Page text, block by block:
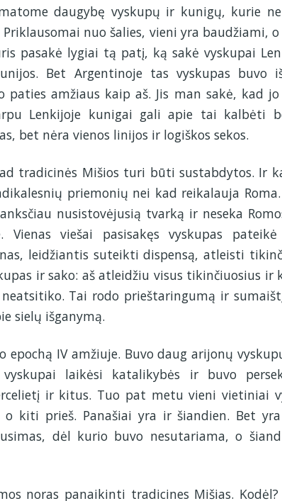
daugybę vyskupų ir kunigų, kurie
nuo šalies, vieni yra baudžiami,
pasakė lygiai tą patį, ką sakė vyskupai
Bet Argentinoje tas vyskupas buvo
amžiaus kaip aš. Jis man sakė, kad jo
Lenkijoje kunigai gali apie tai kalbėti
bet nėra vienos linijos ir logiškos sekos.
tradicinės Mišios turi būti sustabdytos. Ir
priemonių nei kad reikalauja Roma.
nusistovėjusią tvarką ir neseka
viešai pasisakęs vyskupas
leidžiantis suteikti dispensą, atleisti
ir sako: aš atleidžiu visus tikinčiuosius ir
Tai rodo prieštaringumą ir
sielų išganymą.
IV amžiuje. Buvo daug arijonų
laikėsi katalikybės ir buvo
ir kitus. Tuo pat metu vieni vietiniai
kiti prieš. Panašiai yra ir šiandien. Bet
dėl kurio buvo nesutariama, o
noras panaikinti tradicines Mišias.